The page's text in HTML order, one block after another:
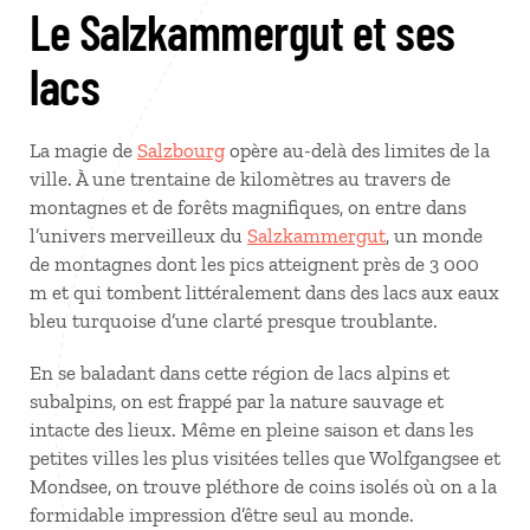
Le Salzkammergut et ses
lacs
La magie de Salzbourg opère au-delà des limites de la
ville. À une trentaine de kilomètres au travers de
montagnes et de forêts magnifiques, on entre dans
l’univers merveilleux du Salzkammergut, un monde
de montagnes dont les pics atteignent près de 3 000
m et qui tombent littéralement dans des lacs aux eaux
bleu turquoise d’une clarté presque troublante.
En se baladant dans cette région de lacs alpins et
subalpins, on est frappé par la nature sauvage et
intacte des lieux. Même en pleine saison et dans les
petites villes les plus visitées telles que Wolfgangsee et
Mondsee, on trouve pléthore de coins isolés où on a la
formidable impression d’être seul au monde.